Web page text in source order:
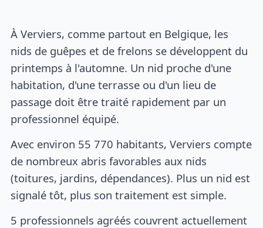
À Verviers, comme partout en Belgique, les
nids de guêpes et de frelons se développent du
printemps à l'automne. Un nid proche d'une
habitation, d'une terrasse ou d'un lieu de
passage doit être traité rapidement par un
professionnel équipé.
Avec environ 55 770 habitants, Verviers compte
de nombreux abris favorables aux nids
(toitures, jardins, dépendances). Plus un nid est
signalé tôt, plus son traitement est simple.
5 professionnels agréés couvrent actuellement